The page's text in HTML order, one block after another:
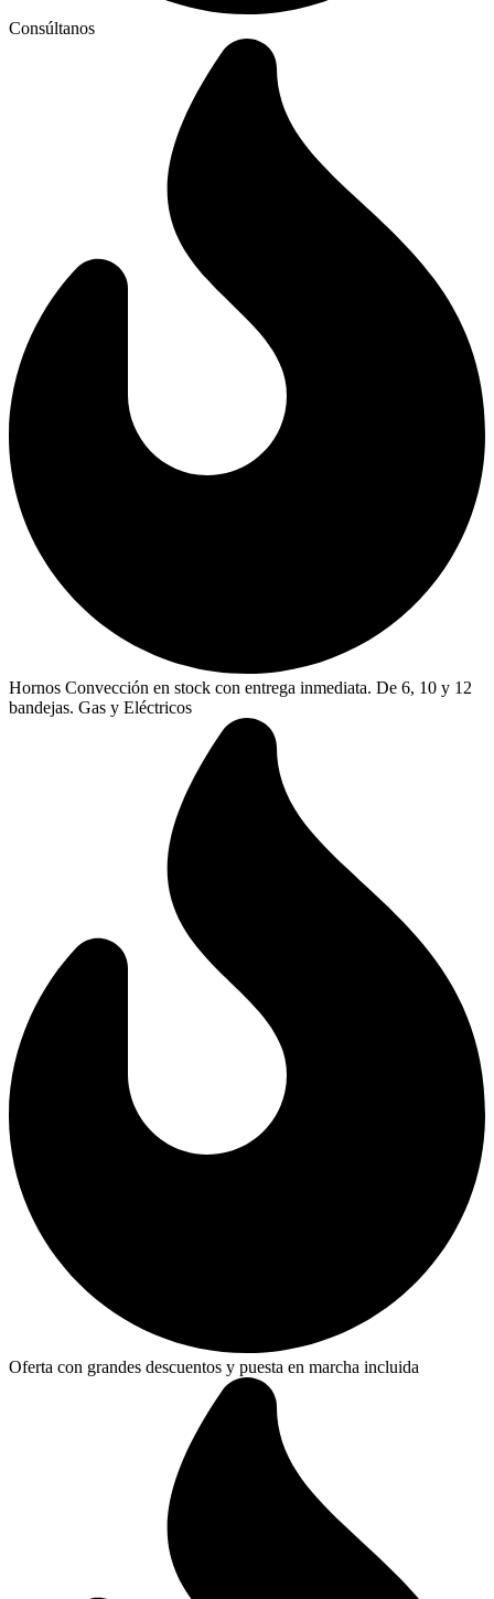
Consúltanos
Hornos Convección en stock con entrega inmediata. De 6, 10 y 12
bandejas. Gas y Eléctricos
Oferta con grandes descuentos y puesta en marcha incluida